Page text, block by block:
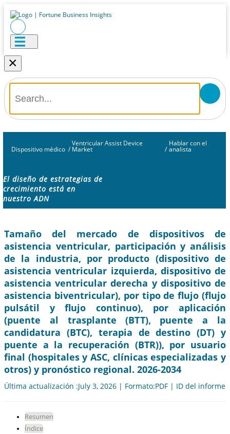
×
Dispositivo médico /
Ventricular Assist Device
Market /
Hablar con el
analista
El diseño de estrategias de
crecimiento está en
nuestro ADN
Tamaño del mercado de dispositivos de
asistencia ventricular, participación y análisis
de la industria, por producto (dispositivo de
asistencia ventricular izquierda, dispositivo de
asistencia ventricular derecha y dispositivo de
asistencia biventricular), por tipo de flujo (flujo
pulsátil y flujo continuo), por aplicación
(puente al trasplante (BTT), puente a la
candidatura (BTC), terapia de destino (DT) y
puente a la recuperación (BTR)), por usuario
final (hospitales y ASC, clínicas especializadas y
otros) y pronóstico regional. 2026-2034
Última actualización :July 3, 2026 | Formato:PDF | ID del informe:
Resumen
Índice